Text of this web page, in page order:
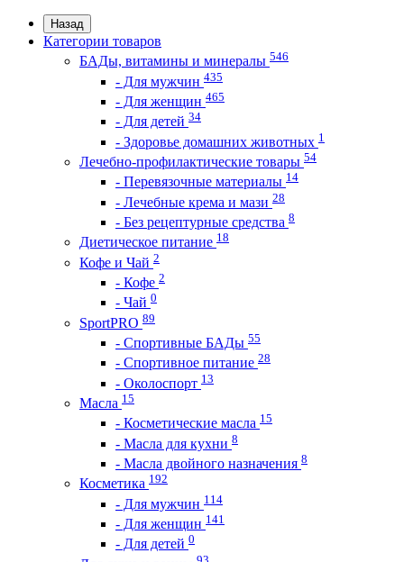
Назад
Категории товаров
БАДы, витамины и минералы 546
- Для мужчин 435
- Для женщин 465
- Для детей 34
- Здоровье домашних животных 1
Лечебно-профилактические товары 54
- Перевязочные материалы 14
- Лечебные крема и мази 28
- Без рецептурные средства 8
Диетическое питание 18
Кофе и Чай 2
- Кофе 2
- Чай 0
SportPRO 89
- Спортивные БАДы 55
- Спортивное питание 28
- Околоспорт 13
Масла 15
- Косметические масла 15
- Масла для кухни 8
- Масла двойного назначения 8
Косметика 192
- Для мужчин 114
- Для женщин 141
- Для детей 0
93